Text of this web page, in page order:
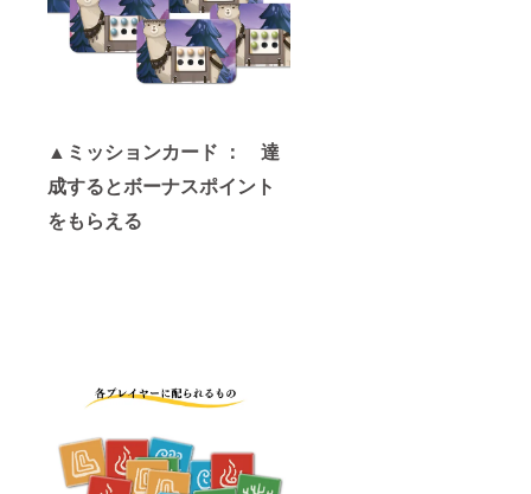
▲ミッションカード ： 達
成するとボーナスポイント
をもらえる